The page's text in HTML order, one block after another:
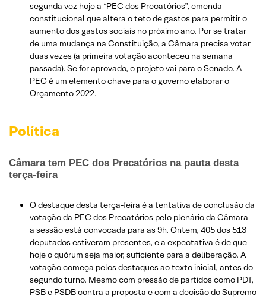
segunda vez hoje a “PEC dos Precatórios”, emenda
constitucional que altera o teto de gastos para permitir o
aumento dos gastos sociais no próximo ano. Por se tratar
de uma mudança na Constituição, a Câmara precisa votar
duas vezes (a primeira votação aconteceu na semana
passada). Se for aprovado, o projeto vai para o Senado. A
PEC é um elemento chave para o governo elaborar o
Orçamento 2022.
Política
Câmara tem PEC dos Precatórios na pauta desta
terça-feira
O destaque desta terça-feira é a tentativa de conclusão da
votação da PEC dos Precatórios pelo plenário da Câmara –
a sessão está convocada para as 9h. Ontem, 405 dos 513
deputados estiveram presentes, e a expectativa é de que
hoje o quórum seja maior, suficiente para a deliberação. A
votação começa pelos destaques ao texto inicial, antes do
segundo turno. Mesmo com pressão de partidos como PDT,
PSB e PSDB contra a proposta e com a decisão do Supremo